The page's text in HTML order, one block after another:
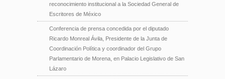
reconocimiento institucional a la Sociedad General de
Escritores de México
Conferencia de prensa concedida por el diputado
Ricardo Monreal Ávila, Presidente de la Junta de
Coordinación Política y coordinador del Grupo
Parlamentario de Morena, en Palacio Legislativo de San
Lázaro